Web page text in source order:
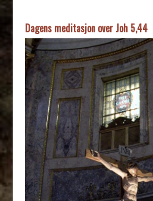
Dagens meditasjon over Joh 5,44